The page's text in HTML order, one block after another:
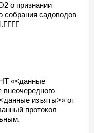
о признании
собрания садоводов
«<данные
изъяты>» от
протокол